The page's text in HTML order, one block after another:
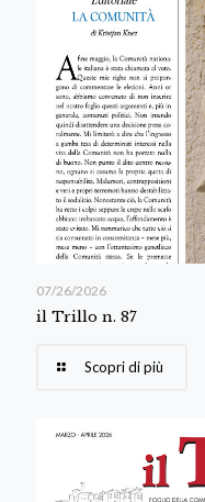
07/26/2026
il Trillo n. 87
Scopri di più